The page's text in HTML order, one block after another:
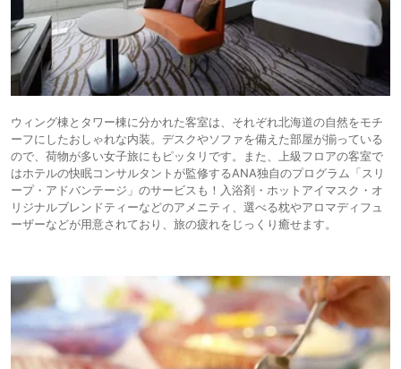
ウィング棟とタワー棟に分かれた客室は、それぞれ北海道の自然をモチ
ーフにしたおしゃれな内装。デスクやソファを備えた部屋が揃っている
ので、荷物が多い女子旅にもピッタリです。また、上級フロアの客室で
はホテルの快眠コンサルタントが監修するANA独自のプログラム「スリ
ープ・アドバンテージ」のサービスも！入浴剤・ホットアイマスク・オ
リジナルブレンドティーなどのアメニティ、選べる枕やアロマディフュ
ーザーなどが用意されており、旅の疲れをじっくり癒せます。